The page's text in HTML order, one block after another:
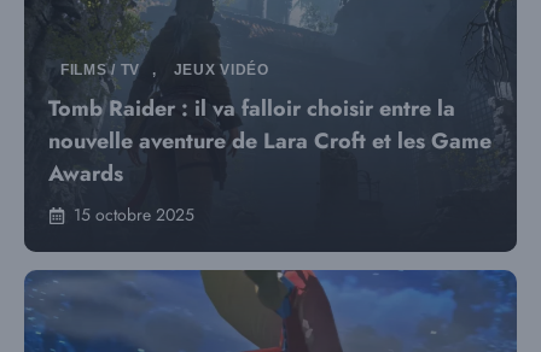
FILMS / TV , JEUX VIDÉO
Tomb Raider : il va falloir choisir entre la
nouvelle aventure de Lara Croft et les Game
Awards
15 octobre 2025